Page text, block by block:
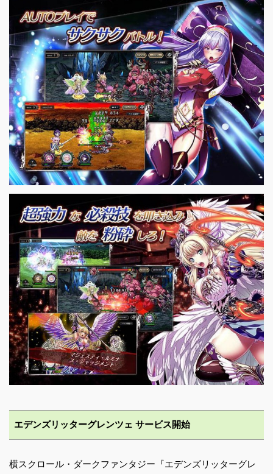
エデンズリッターグレンツェ サービス開始
横スクロール・ダークファンタジー『エデンズリッターグレ